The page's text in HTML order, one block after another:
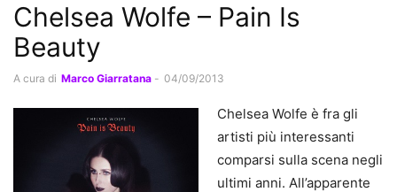
Chelsea Wolfe – Pain Is
Beauty
A cura di Marco Giarratana - 04/09/2013
Chelsea Wolfe è fra gli
artisti più interessanti
comparsi sulla scena negli
ultimi anni. All’apparente